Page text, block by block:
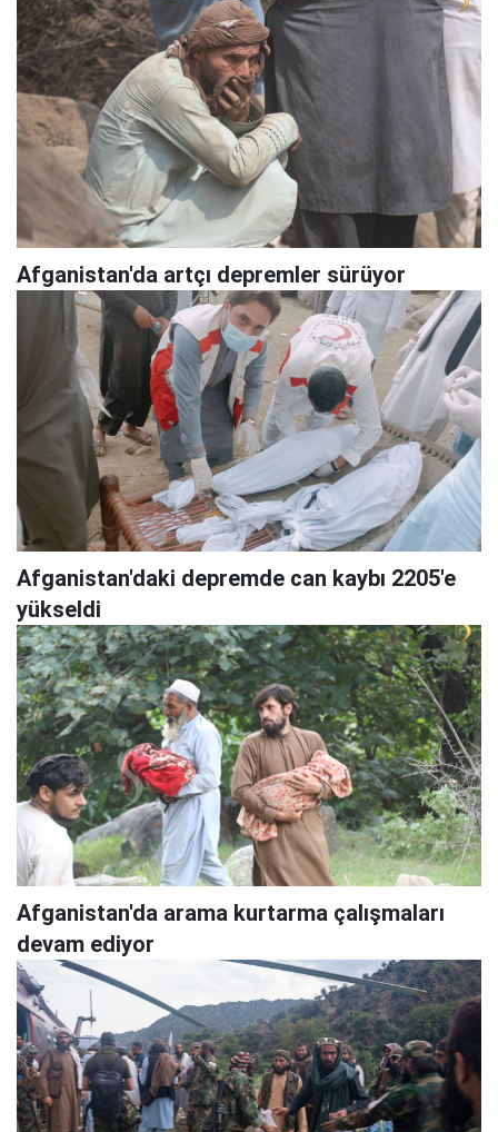
Afganistan'da artçı depremler sürüyor
Afganistan'daki depremde can kaybı 2205'e
yükseldi
Afganistan'da arama kurtarma çalışmaları
devam ediyor